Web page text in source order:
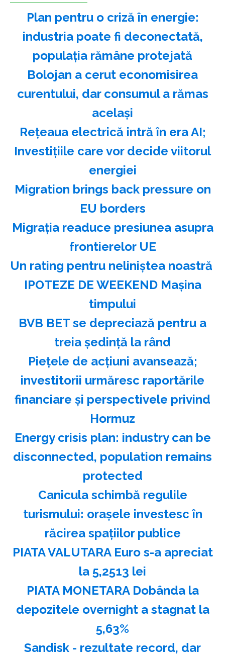
Plan pentru o criză în energie:
industria poate fi deconectată,
populaţia rămâne protejată
Bolojan a cerut economisirea
curentului, dar consumul a rămas
acelaşi
Reţeaua electrică intră în era AI;
Investiţiile care vor decide viitorul
energiei
Migration brings back pressure on
EU borders
Migraţia readuce presiunea asupra
frontierelor UE
Un rating pentru neliniştea noastră
IPOTEZE DE WEEKEND Maşina
timpului
BVB BET se depreciază pentru a
treia şedinţă la rând
Pieţele de acţiuni avansează;
investitorii urmăresc raportările
financiare şi perspectivele privind
Hormuz
Energy crisis plan: industry can be
disconnected, population remains
protected
Canicula schimbă regulile
turismului: oraşele investesc în
răcirea spaţiilor publice
PIATA VALUTARA Euro s-a apreciat
la 5,2513 lei
PIATA MONETARA Dobânda la
depozitele overnight a stagnat la
5,63%
Sandisk - rezultate record, dar